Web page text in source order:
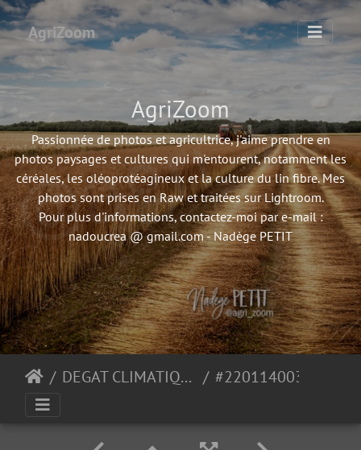
AgriZoom
AgriZoom
Passionnée de photos et agricultrice, j'aime prendre en
photos paysages et cultures qui m'entourent, notamment les
céréales, les oléoprotéagineux et la culture du lin fibre. Mes
photos sont prises en Raw et traitées sur Lightroom.
Pour plus d'informations, contactez-moi par e-mail :
nadoucrea @ gmail.com - Nadège PETIT
DEGAT CLIMATIQUE